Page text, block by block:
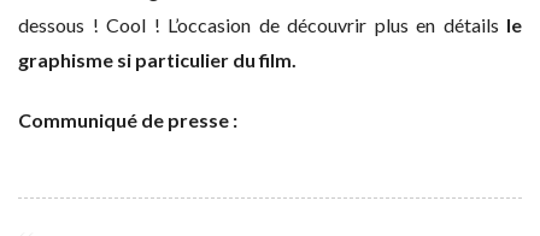
dessous ! Cool ! L’occasion de découvrir plus en détails le
graphisme si particulier du film.
Communiqué de presse :